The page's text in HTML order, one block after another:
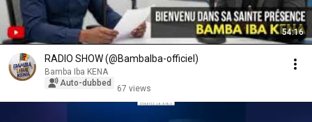
54:16
RADIO SHOW (@BambaIba-officiel)
Bamba Iba KENA
Auto-dubbed
67 views